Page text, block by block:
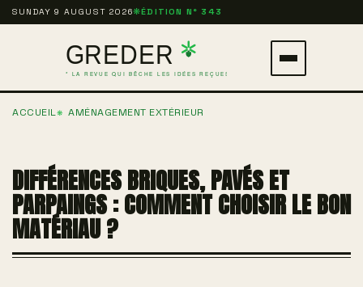
Aller
SUNDAY 9 AUGUST 2026❋ÉDITION N° 343
le
ACCUEIL AMÉNAGEMENT EXTÉRIEUR
DIFFÉRENCES BRIQUES, PAVÉS ET
PARPAINGS : COMMENT CHOISIR LE BON
MATÉRIAU ?